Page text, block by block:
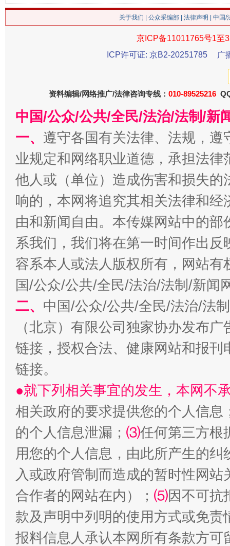
在谋一域中谋全局
今
习近平的博鳌关键词
魏明
“刷贴”乱象丛生
揭批美国五大"原罪" "炒
关于我们 公众采编部 法律声明 | 中国
京ICP备11011765号1至
ICP许可证: 京B2-20251785
广
资料编辑/网络推广/法律咨询专线： 010-89525216
中国/公众/公共/全民/法治/法制/新
一、 遵守各国有关法律、法规，
业规定和网络职业道德，承担法
他人或（单位）造成伤害和损失
响的，本网将追究其相关法律和
由和新闻自由。本传媒网站中的
系我们，我们将在第一时间作出
容系本人或法人版权所有，网站
国/公众/公共/全民/法治/法制/新闻
二、 中国/公众/公共/全民/法治/法
（北京）有限公司独家协办发布
链接，授权合法、健康网站和报
链接。
●就下列相关事宜的发生，本网不
相关政府的要求提供您的个人信息
的个人信息泄漏； ⑶任何第三方根
用您的个人信息，由此所产生的纠
入或政府管制而造成的暂时性网
合作者的网站在内）； ⑸因不可抗
款及声明中列明的使用方式或免责
报料信息人承认本网所有条款方